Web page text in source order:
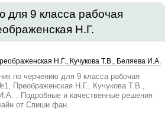
для 9 класса рабочая
Н.Г.
Н.Г., Кучукова Т.В., Беляева И.А.
по черчению для 9 класса рабочая
Преображенская Н.Г., Кучукова Т.В.,
. Подробные и качественные решения
от Спиши фан.